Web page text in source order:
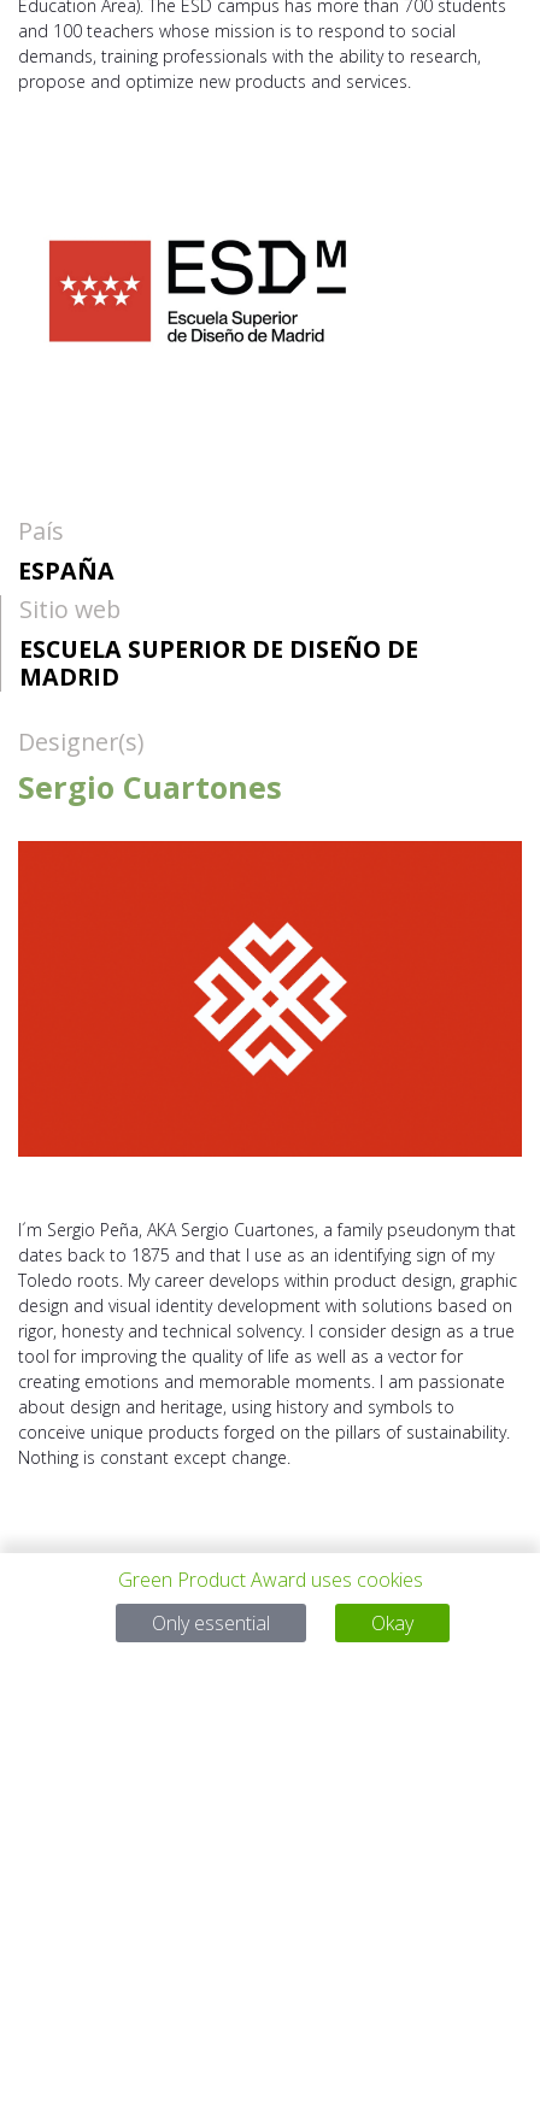
Education Area). The ESD campus has more than 700 students
and 100 teachers whose mission is to respond to social
demands, training professionals with the ability to research,
propose and optimize new products and services.
País
ESPAÑA
Sitio web
ESCUELA SUPERIOR DE DISEÑO DE
MADRID
Designer(s)
Sergio Cuartones
I´m Sergio Peña, AKA Sergio Cuartones, a family pseudonym that
dates back to 1875 and that I use as an identifying sign of my
Toledo roots. My career develops within product design, graphic
design and visual identity development with solutions based on
rigor, honesty and technical solvency. I consider design as a true
tool for improving the quality of life as well as a vector for
creating emotions and memorable moments. I am passionate
about design and heritage, using history and symbols to
conceive unique products forged on the pillars of sustainability.
Nothing is constant except change.
TODOS LOS
Green Product Award uses cookies
Only essential
Okay